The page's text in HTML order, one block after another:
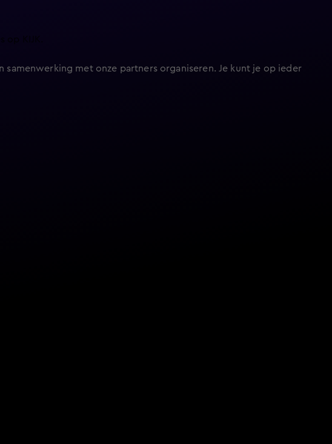
KIJK.
met onze partners organiseren. Je kunt je op ieder